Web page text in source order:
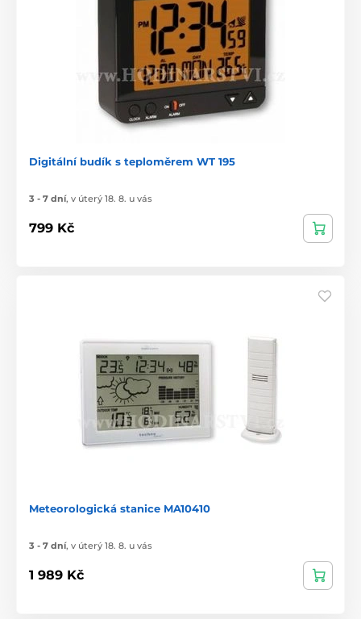
Digitální budík s teploměrem WT 195
3 - 7 dní, v úterý 18. 8. u vás
799 Kč
Meteorologická stanice MA10410
3 - 7 dní, v úterý 18. 8. u vás
1 989 Kč